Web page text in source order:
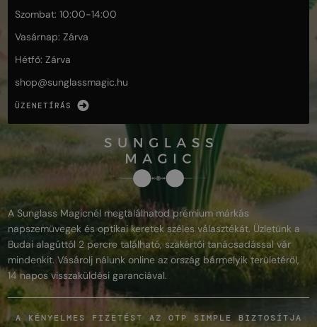
Szombat: 10:00-14:00
Vasárnap: Zárva
Hétfő: Zárva
shop@sunglassmagic.hu
ÜZENETÍRÁS
A Sunglass Magicnél megtalálhatod prémium márkás
napszemüvegek és optikai keretek széles választékát. Üzletünk a
Budai alagúttól 2 percre található, szakértői tanácsadással vár
mindenkit. Vásárolj nálunk online az ország bármelyik területéről,
14 napos visszaküldési garanciával.
A KÉNYELMES FIZETÉST AZ OTP SIMPLE BIZTOSÍTJA